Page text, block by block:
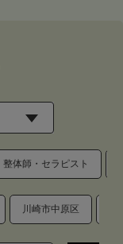
整体師・セラピスト
川崎市中原区